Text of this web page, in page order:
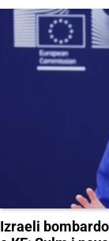
Izraeli